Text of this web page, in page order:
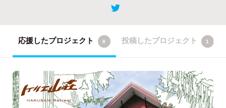
応援したプロジェクト 8 投稿したプロジェクト 1